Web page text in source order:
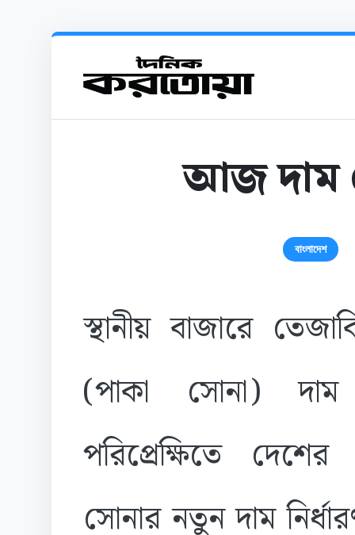
আজ দাম
বাংলাদেশ
স্থানীয় বাজারে
(পাকা সোনা) দাম
পরিপ্রেক্ষিতে দেশের
সোনার নতুন দাম